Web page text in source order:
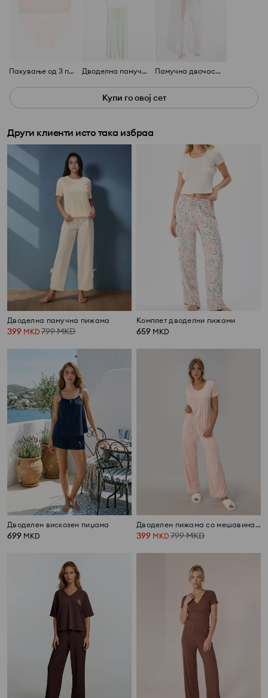
Пакување од 3 пара гаќички Дводелна памучна пижама Памучна двочастовна пижама со принт
Купи го овој сет
Други клиенти исто така избраа
Дводелна памучна пижама
399 MKD 799MKD
Комплет дводелни пижами
659 MKD
Дводелен вискозен пиџама
699 MKD
Дводелен пижама со мешавина од вискоза
399 MKD 799MKD